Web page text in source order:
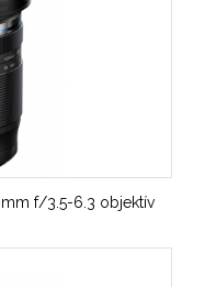
f/3.5-6.3 objektív